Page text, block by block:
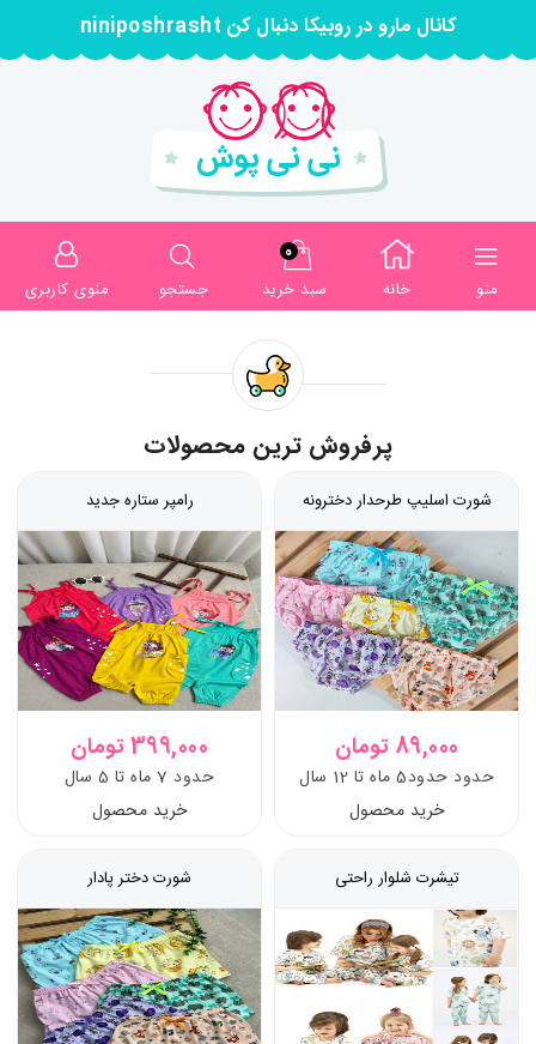
کانال مارو در روبیکا دنبال کن niniposhrasht
منو خانه
0
سبد خرید
جستجو منوی کاربری
پرفروش ترین محصولات
شورت اسلیپ طرحدار دخترونه
89,000 تومان
حدود حدود5 ماه تا 12 سال
خرید محصول
رامپر ستاره جدید
399,000 تومان
حدود 7 ماه تا 5 سال
خرید محصول
تیشرت شلوار راحتی شورت دختر پادار